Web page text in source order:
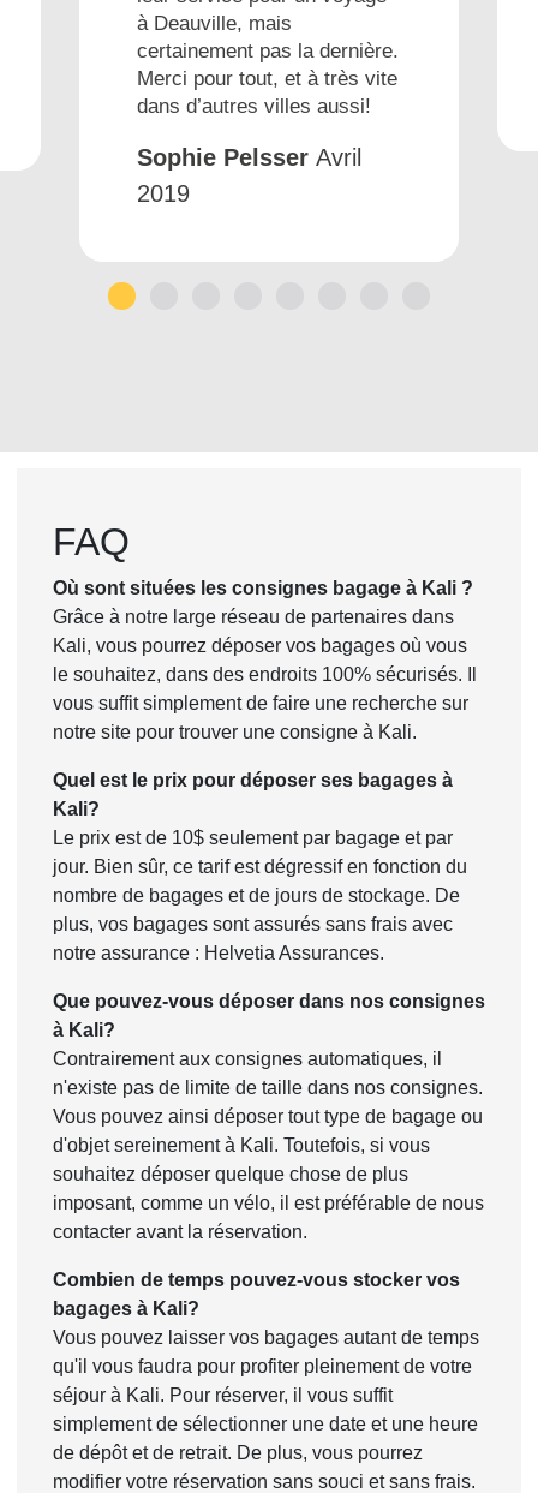
à Deauville, mais
certainement pas la dernière.
Merci pour tout, et à très vite
dans d’autres villes aussi!
Sophie Pelsser Avril
2019
FAQ
Où sont situées les consignes bagage à Kali ?
Grâce à notre large réseau de partenaires dans
Kali, vous pourrez déposer vos bagages où vous
le souhaitez, dans des endroits 100% sécurisés. Il
vous suffit simplement de faire une recherche sur
notre site pour trouver une consigne à Kali.
Quel est le prix pour déposer ses bagages à
Kali?
Le prix est de 10$ seulement par bagage et par
jour. Bien sûr, ce tarif est dégressif en fonction du
nombre de bagages et de jours de stockage. De
plus, vos bagages sont assurés sans frais avec
notre assurance : Helvetia Assurances.
Que pouvez-vous déposer dans nos consignes
à Kali?
Contrairement aux consignes automatiques, il
n'existe pas de limite de taille dans nos consignes.
Vous pouvez ainsi déposer tout type de bagage ou
d'objet sereinement à Kali. Toutefois, si vous
souhaitez déposer quelque chose de plus
imposant, comme un vélo, il est préférable de nous
contacter avant la réservation.
Combien de temps pouvez-vous stocker vos
bagages à Kali?
Vous pouvez laisser vos bagages autant de temps
qu'il vous faudra pour profiter pleinement de votre
séjour à Kali. Pour réserver, il vous suffit
simplement de sélectionner une date et une heure
de dépôt et de retrait. De plus, vous pourrez
modifier votre réservation sans souci et sans frais.